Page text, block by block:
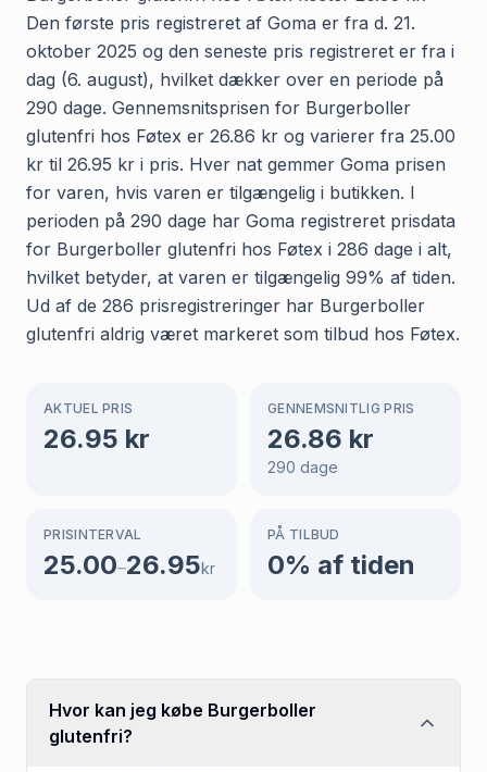
Den første pris registreret af Goma er fra d. 21.
oktober 2025 og den seneste pris registreret er fra i
dag (6. august), hvilket dækker over en periode på
290 dage. Gennemsnitsprisen for Burgerboller
glutenfri hos Føtex er 26.86 kr og varierer fra 25.00
kr til 26.95 kr i pris. Hver nat gemmer Goma prisen
for varen, hvis varen er tilgængelig i butikken. I
perioden på 290 dage har Goma registreret prisdata
for Burgerboller glutenfri hos Føtex i 286 dage i alt,
hvilket betyder, at varen er tilgængelig 99% af tiden.
Ud af de 286 prisregistreringer har Burgerboller
glutenfri aldrig været markeret som tilbud hos Føtex.
AKTUEL PRIS
26.95 kr
GENNEMSNITLIG PRIS
26.86 kr
290 dage
PRISINTERVAL
25.00–26.95kr
PÅ TILBUD
0% af tiden
Hvor kan jeg købe Burgerboller
glutenfri?